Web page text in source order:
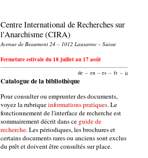
Centre International de Recherches sur
l'Anarchisme (CIRA)
Avenue de Beaumont 24 – 1012 Lausanne – Suisse
Fermeture estivale du 18 juillet au 17 août
de – en – es – fr – it
Catalogue de la bibliothèque
Pour consulter ou emprunter des documents,
voyez la rubriqueinformations pratiques. Le
fonctionnement de l'interface de recherche est
sommairement décrit dans ce guide de
recherche. Les périodiques, les brochures et
certains documents rares ou anciens sont exclus
du prêt et doivent être consultés sur place.